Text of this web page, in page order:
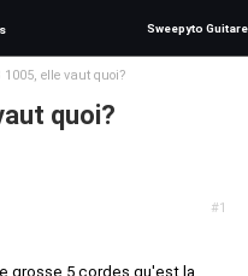
Sweepyto Guitare
elle vaut quoi?
quoi?
#1
grosse 5 cordes qu'est la